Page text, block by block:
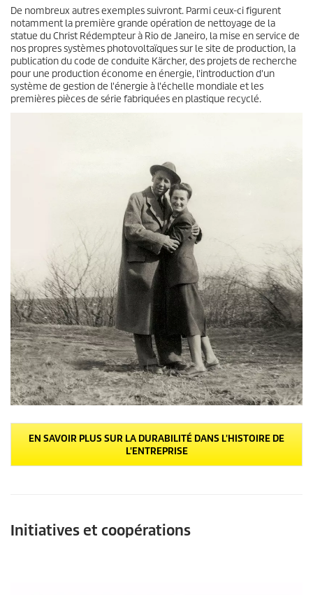
De nombreux autres exemples suivront. Parmi ceux-ci figurent
notamment la première grande opération de nettoyage de la
statue du Christ Rédempteur à Rio de Janeiro, la mise en service de
nos propres systèmes photovoltaïques sur le site de production, la
publication du code de conduite Kärcher, des projets de recherche
pour une production économe en énergie, l'introduction d'un
système de gestion de l'énergie à l'échelle mondiale et les
premières pièces de série fabriquées en plastique recyclé.
EN SAVOIR PLUS SUR LA DURABILITÉ DANS L'HISTOIRE DE
L'ENTREPRISE
Initiatives et coopérations